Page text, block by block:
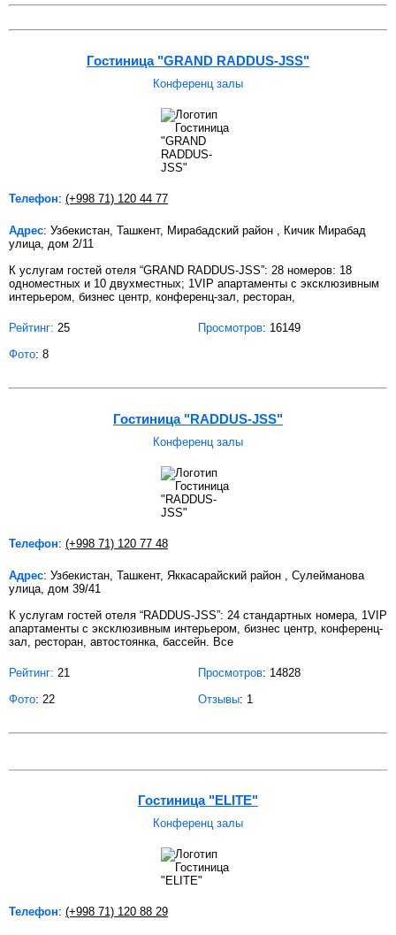
Гостиница "GRAND RADDUS-JSS"
Конференц залы
Телефон: (+998 71) 120 44 77
Адрес: Узбекистан, Ташкент, Мирабадский район , Кичик Мирабад
улица, дом 2/11
К услугам гостей отеля “GRAND RADDUS-JSS”: 28 номеров: 18
одноместных и 10 двухместных; 1VIP апартаменты с эксклюзивным
интерьером, бизнес центр, конференц-зал, ресторан,
Рейтинг: 25 Просмотров: 16149
Фото: 8
Гостиница "RADDUS-JSS"
Конференц залы
Телефон: (+998 71) 120 77 48
Адрес: Узбекистан, Ташкент, Яккасарайский район , Сулейманова
улица, дом 39/41
К услугам гостей отеля “RADDUS-JSS”: 24 стандартных номера, 1VIP
апартаменты с эксклюзивным интерьером, бизнес центр, конференц-
зал, ресторан, автостоянка, бассейн. Все
Рейтинг: 21 Просмотров: 14828
Фото: 22 Отзывы: 1
Гостиница "ELITE"
Конференц залы
Телефон: (+998 71) 120 88 29